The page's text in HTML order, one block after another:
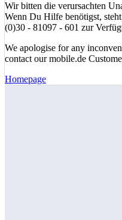
Wir bitten die verursachten
Wenn Du Hilfe benötigst,
(0)30 - 81097 - 601 zur
We apologise for any
contact our mobile.de
Homepage